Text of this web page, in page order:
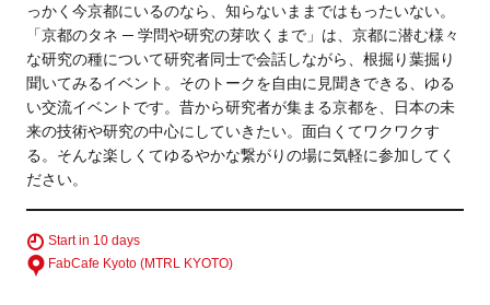
っかく今京都にいるのなら、知らないままではもったいない。
「京都のタネ ─ 学問や研究の芽吹くまで」は、京都に潜む様々
な研究の種について研究者同士で会話しながら、根掘り葉掘り
聞いてみるイベント。そのトークを自由に見聞きできる、ゆる
い交流イベントです。昔から研究者が集まる京都を、日本の未
来の技術や研究の中心にしていきたい。面白くてワクワクす
る。そんな楽しくてゆるやかな繋がりの場に気軽に参加してく
ださい。
Start in 10 days
FabCafe Kyoto (MTRL KYOTO)